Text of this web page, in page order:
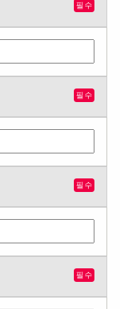
필수
필수
필수
필수